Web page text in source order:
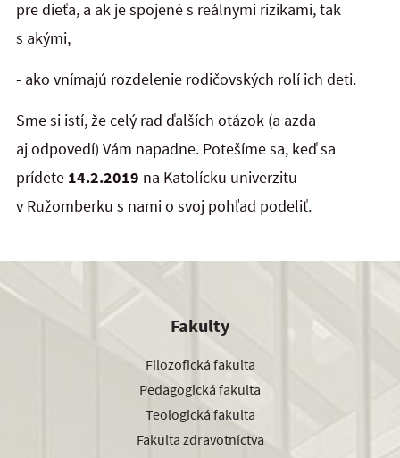
pre dieťa, a ak je spojené s reálnymi rizikami, tak
s akými,
- ako vnímajú rozdelenie rodičovských rolí ich deti.
Sme si istí, že celý rad ďalších otázok (a azda
aj odpovedí) Vám napadne. Potešíme sa, keď sa
prídete 14.2.2019 na Katolícku univerzitu
v Ružomberku s nami o svoj pohľad podeliť.
Fakulty
Filozofická fakulta
Pedagogická fakulta
Teologická fakulta
Fakulta zdravotníctva